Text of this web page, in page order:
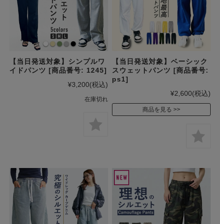
【当日発送対象】シンプルワ
イドパンツ [商品番号: 1245]
¥3,200(税込)
在庫切れ
【当日発送対象】ベーシック
スウェットパンツ [商品番号:
ps1]
¥2,600(税込)
商品を見る